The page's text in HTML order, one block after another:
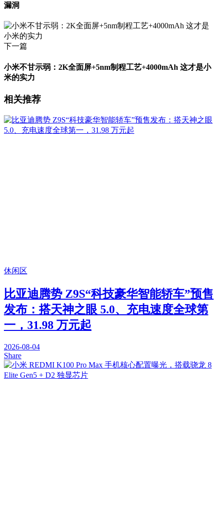
漏洞
下一篇
小米不甘示弱：2K全面屏+5nm制程工艺+4000mAh 这才是小
米的实力
相关推荐
休闲区
比亚迪腾势 Z9S“科技豪华智能轿车”预售
发布：搭天神之眼 5.0、充电速度全球第
一，31.98 万元起
2026-08-04
Share